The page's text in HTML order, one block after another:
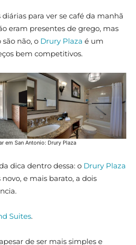
para ver se café da manhã
eram presentes de grego, mas
não, o Drury Plaza é um
bem competitivos.
em San Antonio: Drury Plaza
dica dentro dessa: o Drury Plaza
e mais barato, a dois
Suites.
de ser mais simples e